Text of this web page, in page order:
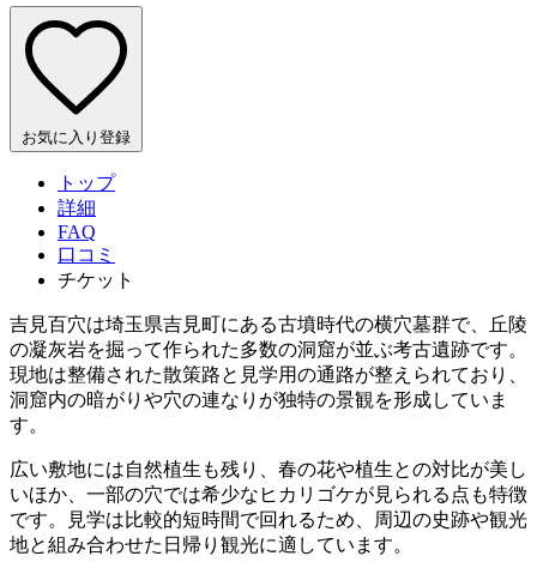
お気に入り登録
トップ
詳細
FAQ
口コミ
チケット
吉見百穴は埼玉県吉見町にある古墳時代の横穴墓群で、丘陵
の凝灰岩を掘って作られた多数の洞窟が並ぶ考古遺跡です。
現地は整備された散策路と見学用の通路が整えられており、
洞窟内の暗がりや穴の連なりが独特の景観を形成していま
す。
広い敷地には自然植生も残り、春の花や植生との対比が美し
いほか、一部の穴では希少なヒカリゴケが見られる点も特徴
です。見学は比較的短時間で回れるため、周辺の史跡や観光
地と組み合わせた日帰り観光に適しています。